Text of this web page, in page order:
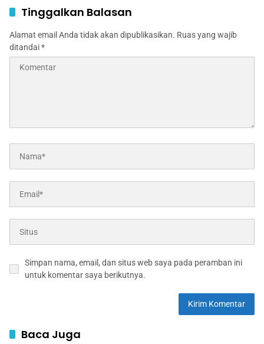
Bersih 2026
Tinggalkan Balasan
Alamat email Anda tidak akan dipublikasikan. Ruas yang wajib
ditandai*
Simpan nama, email, dan situs web saya pada peramban ini
untuk komentar saya berikutnya.
Baca Juga